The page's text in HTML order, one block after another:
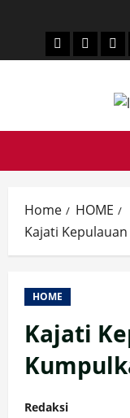
content
HEADLINE
PARE
Home
HOME
Kajati
HOME
Kajati
Redaksi